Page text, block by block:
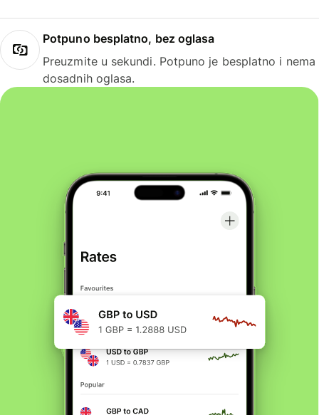
Potpuno besplatno, bez oglasa
Preuzmite u sekundi. Potpuno je besplatno i nema
dosadnih oglasa.